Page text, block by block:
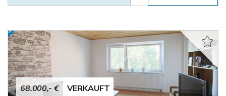
68.000,- € VERKAUFT